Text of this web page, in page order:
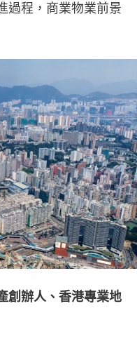
過程，商業物業前景
創辦人、香港專業地